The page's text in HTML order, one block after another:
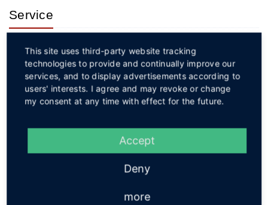
Service
Social
This site uses third-party website tracking
technologies to provide and continually improve our
services, and to display advertisements according to
users' interests. I agree and may revoke or change
my consent at any time with effect for the future.
Accept
Deny
more